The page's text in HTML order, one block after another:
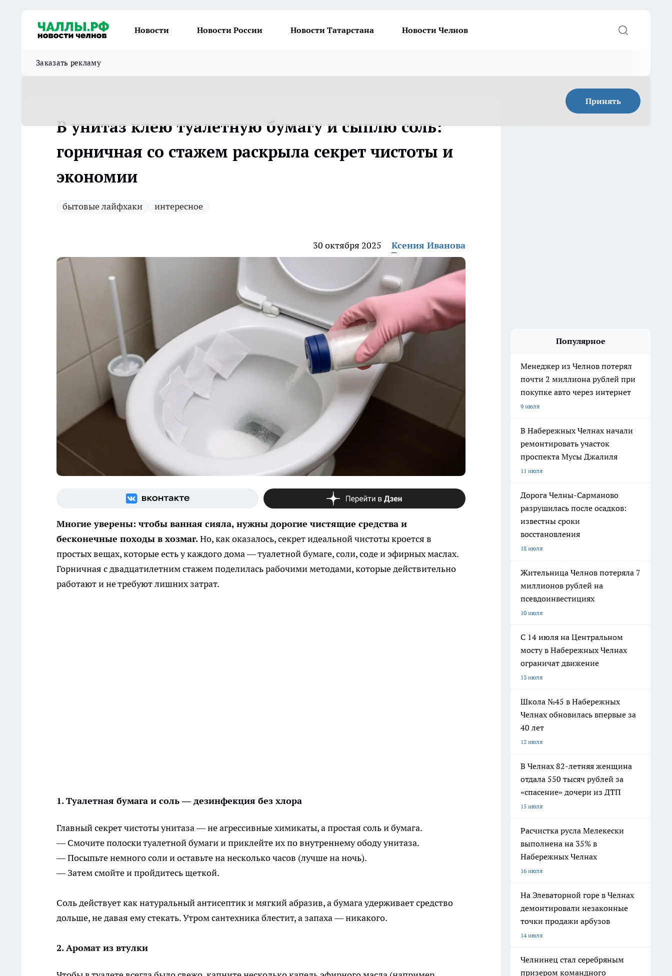
Новости Новости России Новости Татарстана Новости Челнов
Заказать рекламу
Принять
В унитаз клею туалетную бумагу и сыплю соль:
горничная со стажем раскрыла секрет чистоты и
экономии
бытовые лайфхаки интересное
30 октября 2025 Ксения Иванова
Многие уверены: чтобы ванная сияла, нужны дорогие чистящие средства и
бесконечные походы в хозмаг.Но, как оказалось, секрет идеальной чистоты кроется в
простых вещах, которые есть у каждого дома — туалетной бумаге, соли, соде и эфирных маслах.
Горничная с двадцатилетним стажем поделилась рабочими методами, которые действительно
работают и не требуют лишних затрат.
1. Туалетная бумага и соль — дезинфекция без хлора
Главный секрет чистоты унитаза — не агрессивные химикаты, а простая соль и бумага.
— Смочите полоски туалетной бумаги и приклейте их по внутреннему ободу унитаза.
— Посыпьте немного соли и оставьте на несколько часов (лучше на ночь).
— Затем смойте и пройдитесь щеткой.
Соль действует как натуральный антисептик и мягкий абразив, а бумага удерживает средство
дольше, не давая ему стекать. Утром сантехника блестит, а запаха — никакого.
2. Аромат из втулки
Популярное
Менеджер из Челнов потерял
почти 2 миллиона рублей при
покупке авто через интернет
9 июля
В Набережных Челнах начали
ремонтировать участок
проспекта Мусы Джалиля
11 июля
Дорога Челны-Сарманово
разрушилась после осадков:
известны сроки
восстановления
18 июля
Жительница Челнов потеряла 7
миллионов рублей на
псевдоинвестициях
10 июля
С 14 июля на Центральном
мосту в Набережных Челнах
ограничат движение
13 июля
Школа №45 в Набережных
Челнах обновилась впервые за
40 лет
12 июля
В Челнах 82-летняя женщина
отдала 550 тысяч рублей за
«спасение» дочери из ДТП
15 июля
Расчистка русла Мелекески
выполнена на 35% в
Набережных Челнах
16 июля
На Элеваторной горе в Челнах
демонтировали незаконные
точки продажи арбузов
14 июля
Челнинец стал серебряным
призером командного